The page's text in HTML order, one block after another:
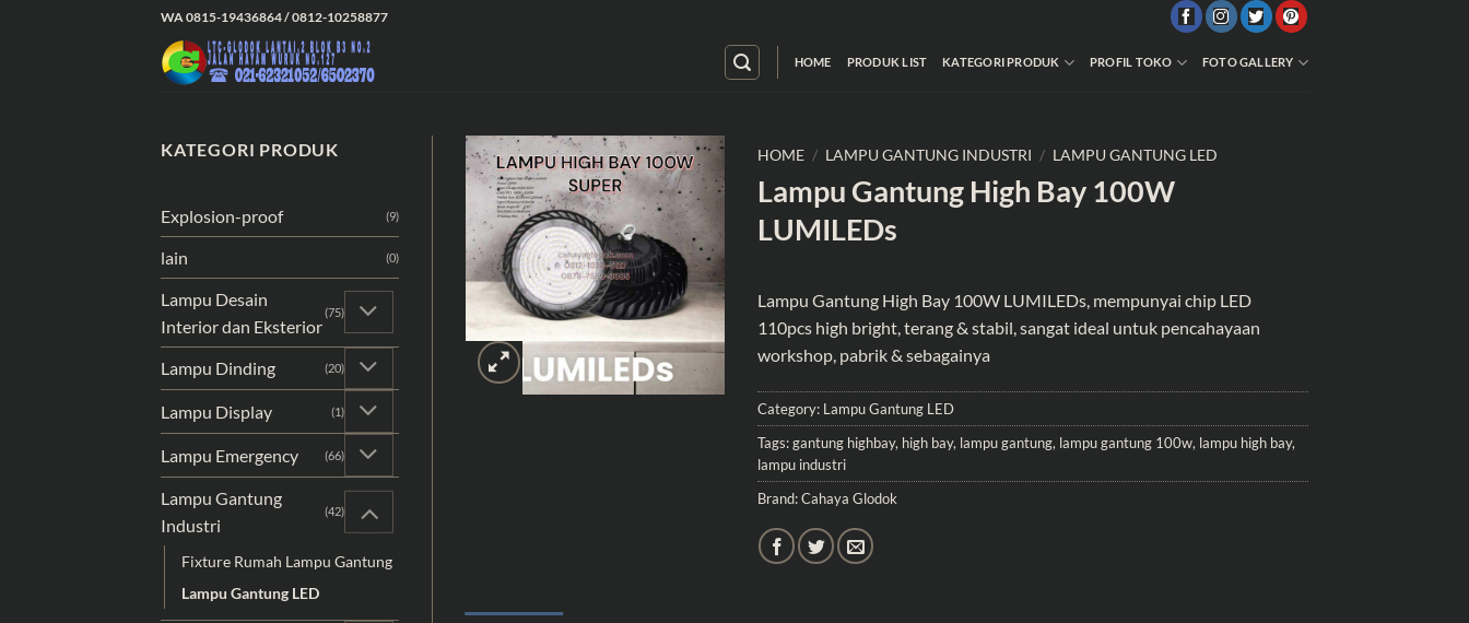
WA 0815-19436864 / 0812-10258877
HOME PRODUK LIST KATEGORI PRODUK PROFIL TOKO FOTO GALLERY
KATEGORI PRODUK
Explosion-proof (9)
lain (0)
Lampu Desain
Interior dan Eksterior
(75)
Lampu Dinding (20)
Lampu Display (1)
Lampu Emergency (66)
Lampu Gantung
Industri
(42)
Fixture Rumah Lampu Gantung
Lampu Gantung LED
HOME / LAMPU GANTUNG INDUSTRI / LAMPU GANTUNG LED
Lampu Gantung High Bay 100W
LUMILEDs
Lampu Gantung High Bay100W LUMILEDs, mempunyai chip LED
110pcs high bright, terang & stabil, sangat ideal untuk pencahayaan
workshop, pabrik & sebagainya
Category: Lampu Gantung LED
Tags:gantung highbay, high bay, lampu gantung, lampu gantung 100w, lampu high bay,
lampu industri
Brand:Cahaya Glodok